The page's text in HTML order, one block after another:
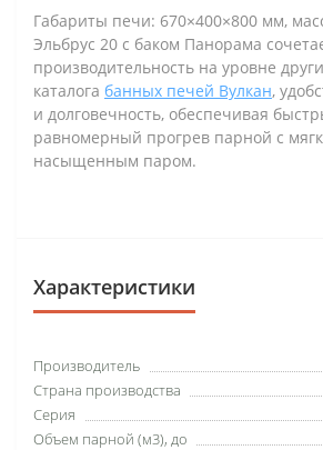
Габариты печи: 670×400×800 мм,
Эльбрус 20 с баком Панорама
производительность на уровне
каталога банных печей Вулкан,
и долговечность, обеспечивая
равномерный прогрев парной с
насыщенным паром.
Характеристики
Производитель
Страна производства
Серия
Объем парной (м3), до